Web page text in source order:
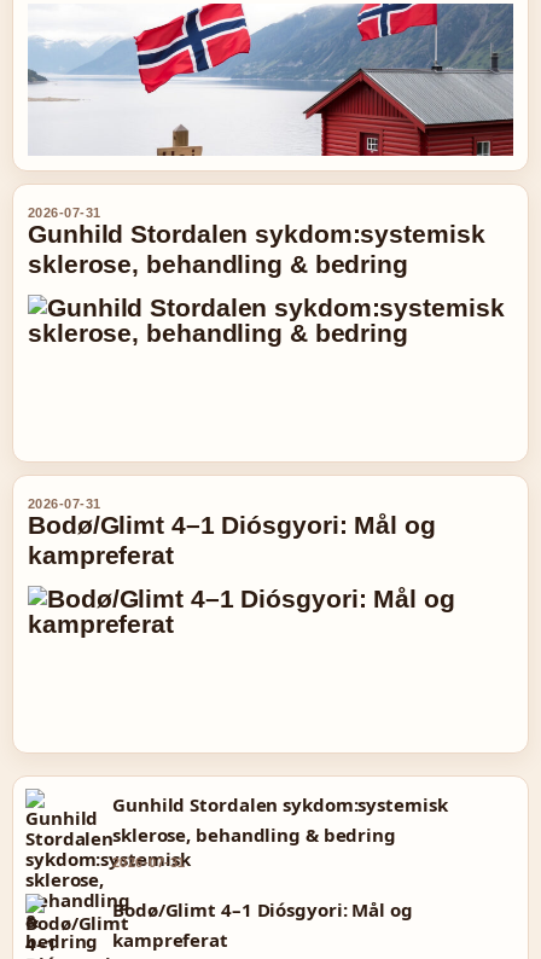
2026-07-31
Gunhild Stordalen sykdom:systemisk
sklerose, behandling & bedring
2026-07-31
Bodø/Glimt 4–1 Diósgyori: Mål og
kampreferat
Gunhild Stordalen sykdom:systemisk
sklerose, behandling & bedring
2026-07-31
Bodø/Glimt 4–1 Diósgyori: Mål og
kampreferat